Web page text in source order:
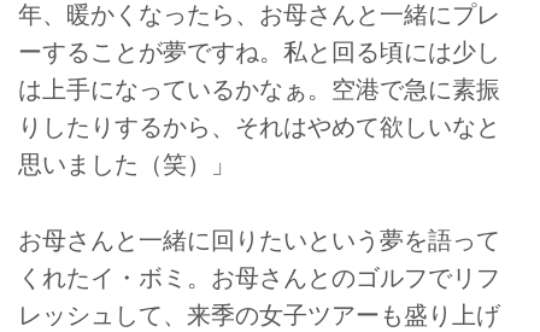
年、暖かくなったら、お母さんと一緒にプレ
ーすることが夢ですね。私と回る頃には少し
は上手になっているかなぁ。空港で急に素振
りしたりするから、それはやめて欲しいなと
思いました（笑）」
お母さんと一緒に回りたいという夢を語って
くれたイ・ボミ。お母さんとのゴルフでリフ
レッシュして、来季の女子ツアーも盛り上げ